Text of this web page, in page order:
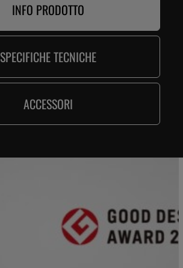
INFO PRODOTTO
SPECIFICHE TECNICHE
ACCESSORI